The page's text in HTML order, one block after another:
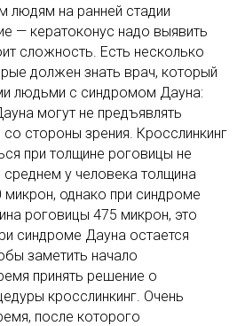
на ранней стадии
— кератоконус надо выявить
сложность. Есть несколько
должен знать врач, который
людьми с синдромом Дауна:
могут не предъявлять
стороны зрения. Кросслинкинг
при толщине роговицы не
у человека толщина
однако при синдроме
роговицы 475 микрон, это
синдроме Дауна остается
заметить начало
принять решение о
кросслинкинг. Очень
после которого